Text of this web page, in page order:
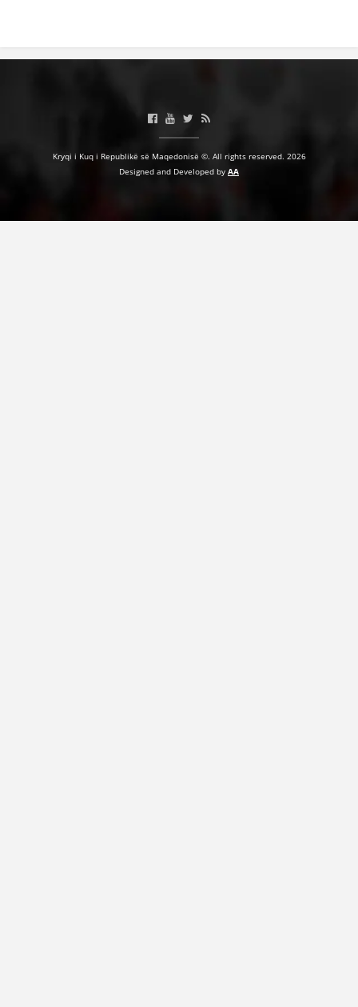
Kryqi i Kuq i Republikë së Maqedonisë ©. All rights reserved. 2026
Designed and Developed by AA